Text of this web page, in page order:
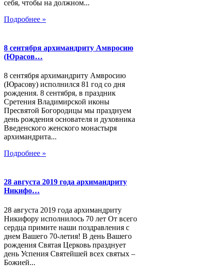
себя, чтобы на должном...
Подробнее »
8 сентября архимандриту Амвросию
(Юрасов…
8 сентября архимандриту Амвросию
(Юрасову) исполнился 81 год со дня
рождения. 8 сентября, в праздник
Сретения Владимирской иконы
Пресвятой Богородицы мы празднуем
день рождения основателя и духовника
Введенского женского монастыря
архимандрита...
Подробнее »
28 августа 2019 года архимандриту
Никифо…
28 августа 2019 года архимандриту
Никифору исполнилось 70 лет От всего
сердца примите наши поздравления с
днем Вашего 70-летия! В день Вашего
рождения Святая Церковь празднует
день Успения Святейшей всех святых –
Божией...